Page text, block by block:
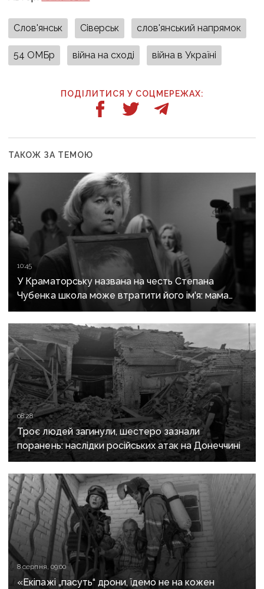
Слов'янськ Сіверськ слов'янський напрямок
54 ОМБр війна на сході війна в Україні
ПОДІЛИТИСЯ У СОЦМЕРЕЖАХ:
ТАКОЖ ЗА ТЕМОЮ
10:45
У Краматорську названа на честь Степана
Чубенка школа може втратити його ім'я: мама
загиблого героя розповіла про рішення влади
08:28
Троє людей загинули, шестеро зазнали
поранень: наслідки російських атак на Донеччині
8 серпня, 09:00
«Екіпажі „пасуть“ дрони, їдемо не на кожен